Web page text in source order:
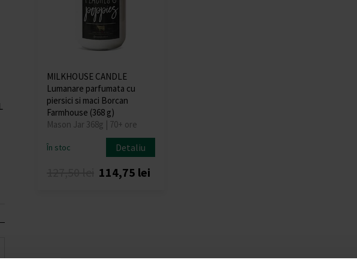
MILKHOUSE CANDLE
Lumanare parfumata cu
piersici si maci Borcan
Farmhouse (368 g)
Mason Jar 368g | 70+ ore
În stoc Detaliu
114,75 lei